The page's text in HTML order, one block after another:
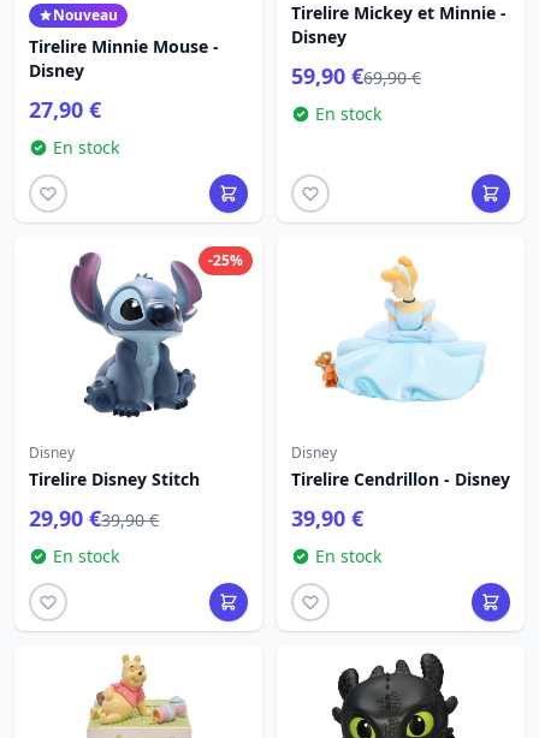
Nouveau
Tirelire Minnie Mouse -
Disney
27,90 €
En stock
Tirelire Mickey et Minnie -
Disney
59,90 €69,90 €
En stock
-25%
Disney
Tirelire Disney Stitch
29,90 €39,90 €
En stock
Disney
Tirelire Cendrillon - Disney
39,90 €
En stock